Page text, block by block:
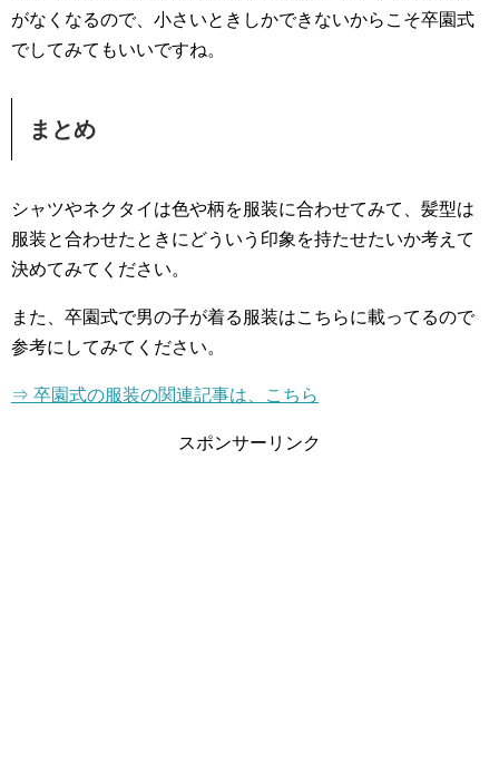
がなくなるので、小さいときしかできないからこそ卒園式
でしてみてもいいですね。
まとめ
シャツやネクタイは色や柄を服装に合わせてみて、髪型は
服装と合わせたときにどういう印象を持たせたいか考えて
決めてみてください。
また、卒園式で男の子が着る服装はこちらに載ってるので
参考にしてみてください。
⇒ 卒園式の服装の関連記事は、こちら
スポンサーリンク